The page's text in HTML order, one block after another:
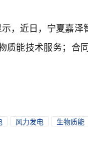
，近日，宁夏嘉
质能技术服务；合
风力发电 生物质能